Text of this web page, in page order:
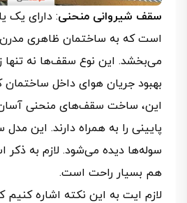
سقف شیروانی منحنی: دارای یک
است که به ساختمان ظاهری
می‌بخشد. این نوع سقف‌ها نه تنها
بهبود جریان هوای داخل ساختمان
این، ساخت سقف‌های منحنی آسان
پایینی را به همراه دارند. این
سوله‌ها دیده می‌شود. لازم به
هم بسیار راحت است.
لازم ایت به این نکته اشاره کنیم